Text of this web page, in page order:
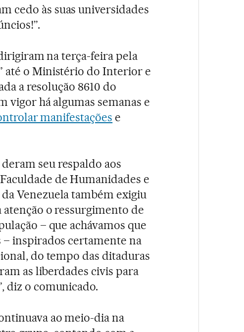
cedo às suas universidades
na terça-feira pela
até o Ministério do Interior e
a resolução 8610 do
vigor há algumas semanas e
manifestações e
seu respaldo aos
de Humanidades e
Venezuela também exigiu
atenção o ressurgimento de
– que achávamos que
inspirados certamente na
do tempo das ditaduras
as liberdades civis para
diz o comunicado.
ao meio-dia na